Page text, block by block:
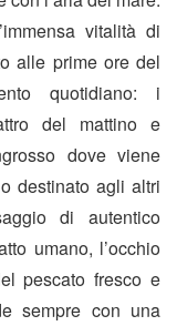
vitalità di
alle prime ore del
quotidiano: i
del mattino e
dove viene
destinato agli altri
di autentico
umano, l’occhio
pescato fresco e
sempre con una